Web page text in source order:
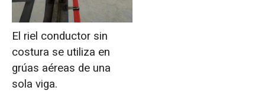
El riel conductor sin
costura se utiliza en
grúas aéreas de una
sola viga.